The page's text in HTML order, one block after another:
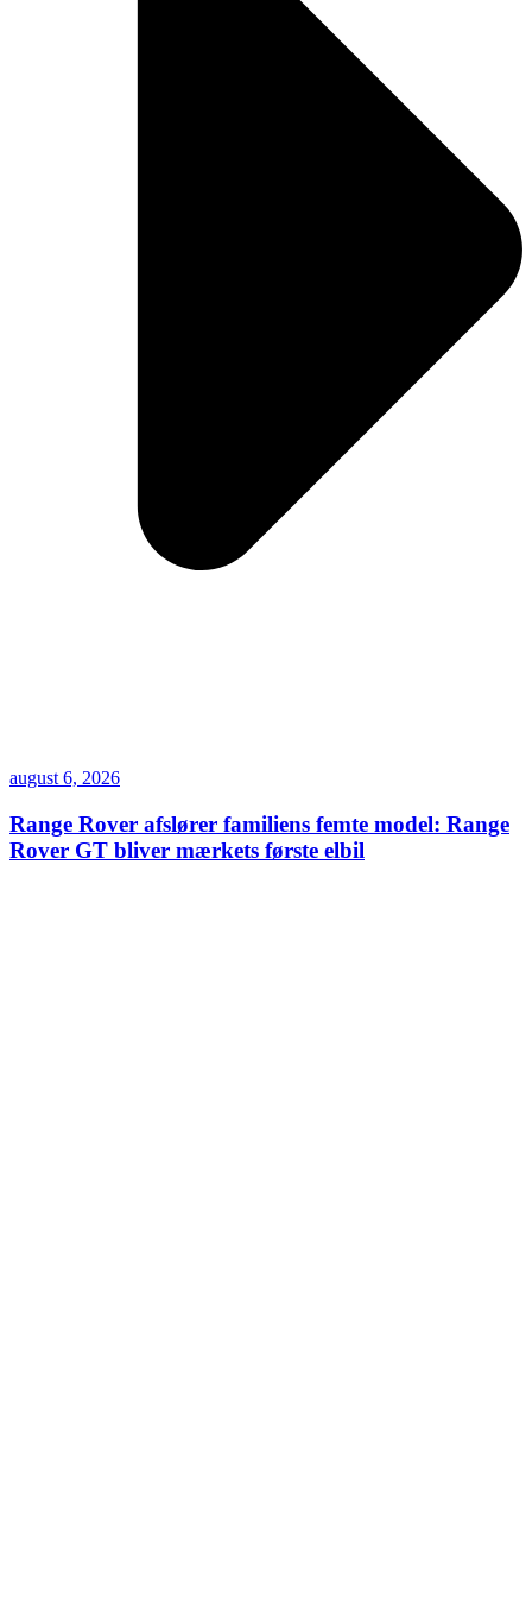
august 6, 2026
Range Rover afslører familiens femte model: Range
Rover GT bliver mærkets første elbil